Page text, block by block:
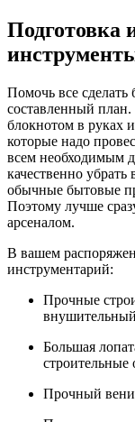
Подготовка
Помочь все
составленный
блокнотом в руках
которые надо
всем необходимым
качественно
обычные бытовые
Поэтому лучше
арсеналом.
В вашем
инструментарий:
Прочные
Большая
строительные
Прочный